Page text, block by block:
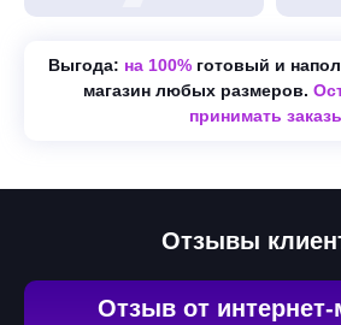
Выгода: на 100%готовый и
магазин любых размеров.
принимать
Отзывы
Отзыв от интернет-